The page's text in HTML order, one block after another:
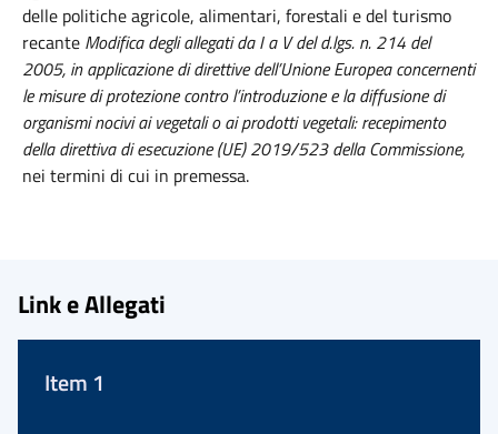
delle politiche agricole, alimentari, forestali e del turismo
recante Modifica degli allegati da I a V del d.lgs. n. 214 del
2005, in applicazione di direttive dell’Unione Europea concernenti
le misure di protezione contro l’introduzione e la diffusione di
organismi nocivi ai vegetali o ai prodotti vegetali: recepimento
della direttiva di esecuzione (UE) 2019/523 della Commissione,
nei termini di cui in premessa.
Link e Allegati
Item 1